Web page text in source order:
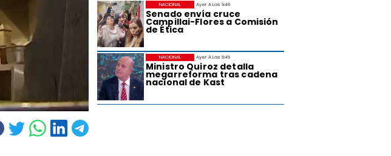
Ayer A Las 9:49
Senado envía cruce
Campillai-Flores a Comisión
de Ética
NACIONAL
Ayer A Las 9:49
Ministro Quiroz detalla
megarreforma tras cadena
nacional de Kast
NACIONAL